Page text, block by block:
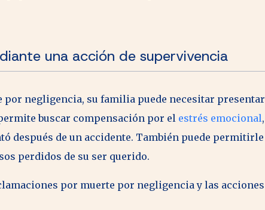
una acción de supervivencia
negligencia, su familia puede necesitar presentar
buscar compensación por el estrés emocional,
después de un accidente. También puede permitirle
perdidos de su ser querido.
por muerte por negligencia y las acciones